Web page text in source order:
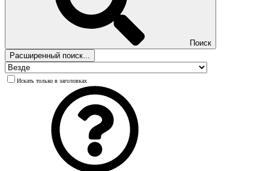
Поиск
Расширенный поиск...
Искать только в заголовках